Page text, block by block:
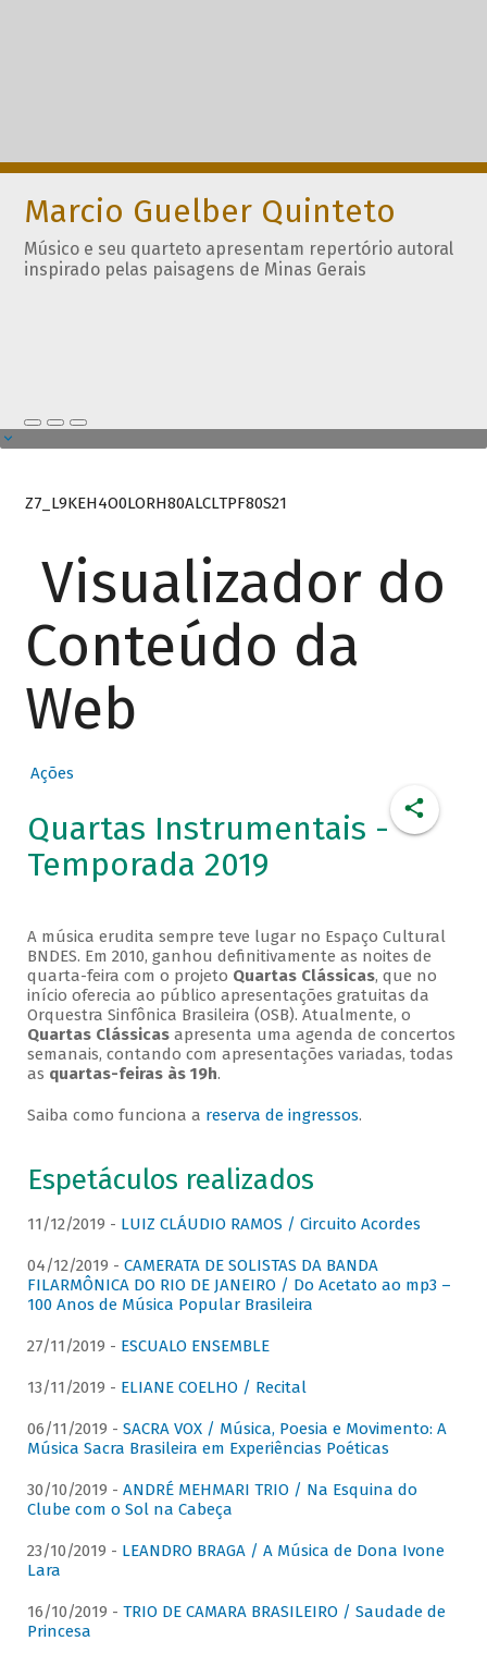
Marcio Guelber Quinteto
Músico e seu quarteto apresentam repertório autoral
inspirado pelas paisagens de Minas Gerais
Z7_L9KEH4O0LORH80ALCLTPF80S21
Visualizador do
Conteúdo da
Web
Ações
Quartas Instrumentais -
Temporada 2019
A música erudita sempre teve lugar no Espaço Cultural
BNDES. Em 2010, ganhou definitivamente as noites de
quarta-feira com o projeto Quartas Clássicas, que no
início oferecia ao público apresentações gratuitas da
Orquestra Sinfônica Brasileira (OSB). Atualmente, o
Quartas Clássicasapresenta uma agenda de concertos
semanais, contando com apresentações variadas, todas
as quartas-feiras às 19h.
Saiba como funciona a reserva de ingressos.
Espetáculos realizados
11/12/2019 - LUIZ CLÁUDIO RAMOS / Circuito Acordes
04/12/2019 - CAMERATA DE SOLISTAS DA BANDA
FILARMÔNICA DO RIO DE JANEIRO / Do Acetato ao mp3 –
100 Anos de Música Popular Brasileira
27/11/2019 - ESCUALO ENSEMBLE
13/11/2019 - ELIANE COELHO / Recital
06/11/2019 - SACRA VOX / Música, Poesia e Movimento: A
Música Sacra Brasileira em Experiências Poéticas
30/10/2019 - ANDRÉ MEHMARI TRIO / Na Esquina do
Clube com o Sol na Cabeça
23/10/2019 - LEANDRO BRAGA / A Música de Dona Ivone
Lara
16/10/2019 - TRIO DE CAMARA BRASILEIRO / Saudade de
Princesa